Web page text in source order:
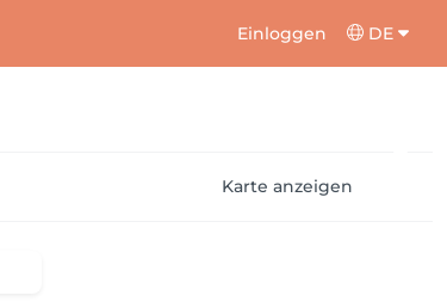
Einloggen DE
Karte anzeigen